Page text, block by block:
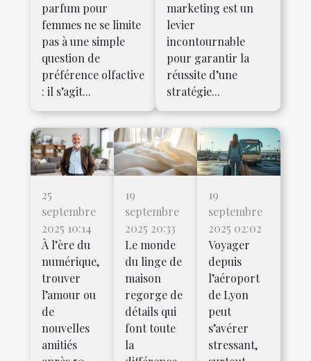
parfum pour
femmes ne se limite
pas à une simple
question de
préférence olfactive
: il s’agit...
marketing est un
levier
incontournable
pour garantir la
réussite d’une
stratégie...
25
septembre
2025 10:14
À l’ère du
numérique,
trouver
l’amour ou
de
nouvelles
amitiés
19
septembre
2025 20:33
Le monde
du linge de
maison
regorge de
détails qui
font toute
la
19
septembre
2025 02:02
Voyager
depuis
l’aéroport
de Lyon
peut
s’avérer
stressant,